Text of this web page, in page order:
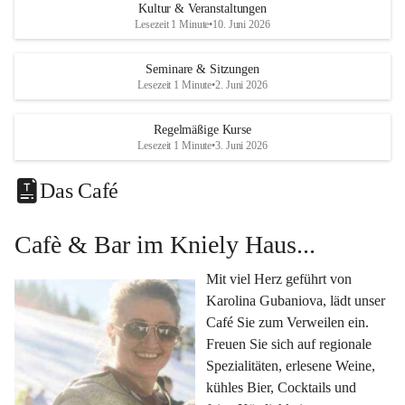
eigene kulinarische Highlights.
Klimatisiertes Foyer mit Theken-Infrastruktur,
Künstlergarderobe, kleiner Garten und Festwiese –
alles für Ihre perfekte Veranstaltung.
Seminare & Workshops, Hochzeiten &
Familienfeiern, Tagungen, Kulturevents oder Kundenevents
– bei uns finden Sie den passenden Rahmen für Ihre Ideen.
Lassen Sie sich von Karolina Gubaniova mit regionalen
Spezialitäten, edlen Weinen und kleinen Köstlichkeiten
verwöhnen.
Fragen oder Anfragen?
Kontaktieren Sie uns gerne per Mail
l.kohlmaier@leutschach-weinstrasse.gv.at
oder
+4334547060223
Kultur & Veranstaltungen
Lesezeit 1 Minute•10. Juni 2026
Seminare & Sitzungen
Lesezeit 1 Minute•2. Juni 2026
Regelmäßige Kurse
Lesezeit 1 Minute•3. Juni 2026
Das Café
Cafè & Bar im Kniely Haus...
Mit viel Herz geführt von
Karolina Gubaniova, lädt unser
Café Sie zum Verweilen ein.
Freuen Sie sich auf regionale
Spezialitäten, erlesene Weine,
kühles Bier, Cocktails und